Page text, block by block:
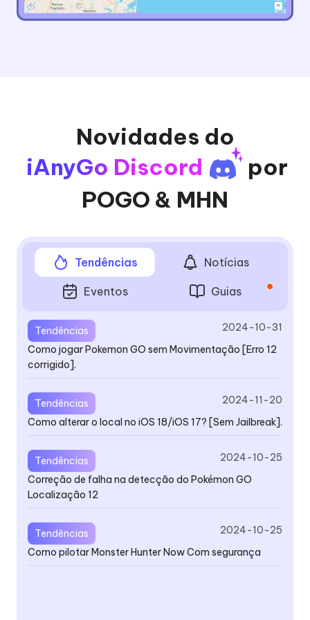
Novidades do
iAnyGo Discord
por
POGO & MHN
Tendências Notícias
Eventos Guias
Tendências
2024-10-31
Como jogar Pokemon GO sem Movimentação [Erro 12
corrigido].
Tendências
2024-11-20
Como alterar o local no iOS 18/iOS 17? [Sem Jailbreak].
Tendências
2024-10-25
Correção de falha na detecção do Pokémon GO
Localização 12
Tendências
2024-10-25
Como pilotar Monster Hunter Now Com segurança